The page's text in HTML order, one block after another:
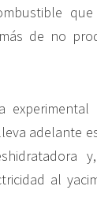
de no
adelante
al